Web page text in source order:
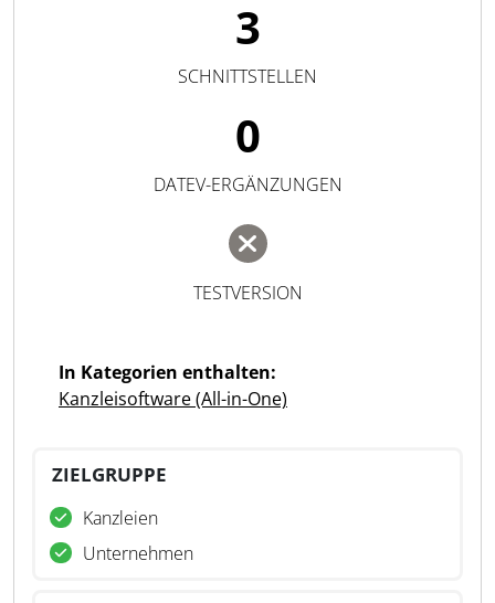
3
SCHNITTSTELLEN
0
DATEV-ERGÄNZUNGEN
TESTVERSION
In Kategorien enthalten:
Kanzleisoftware (All-in-One)
ZIELGRUPPE
Kanzleien
Unternehmen